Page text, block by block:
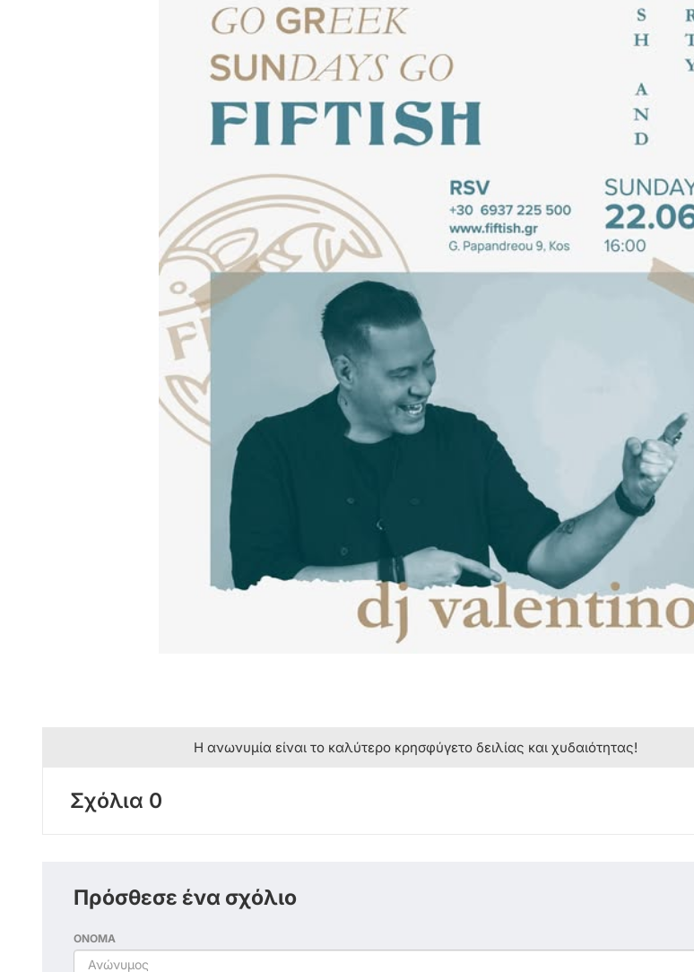
Η ανωνυμία είναι το καλύτερο κρησφύγετο δειλίας και χυδαιότητας!
Σχόλια 0
Πρόσθεσε ένα σχόλιο
ΟΝΟΜΑ